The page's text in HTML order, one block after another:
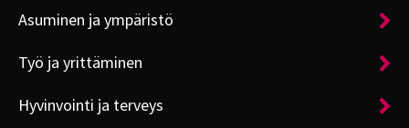
Asuminen ja ympäristö
Työ ja yrittäminen
Hyvinvointi ja terveys